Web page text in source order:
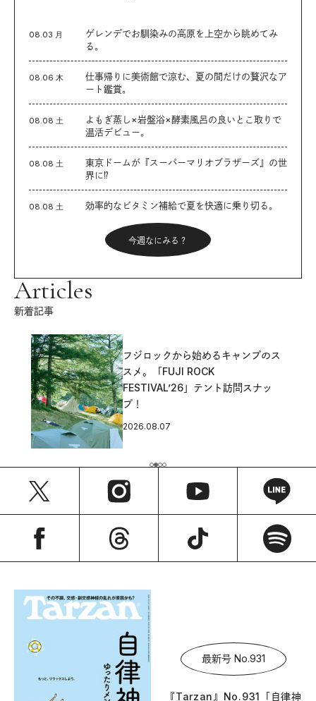
08.03 月
ゲレンデでお馴染みの高原を上空から眺めてみ
る。
08.06 木
仕事帰りに美術館で涼む、夏の間だけの贅沢なア
ート鑑賞。
08.08 土
よもぎ蒸し×岩盤浴×酵素風呂の良いとこ取りで
温活デビュー。
08.08 土
東京ドームが『スーパーマリオブラザーズ』の世
界に⁉︎
08.08 土 効率的なビタミン補給で夏を快適に乗り切る。
今週なにみる？
Articles
新着記事
フジロックから始めるキャンプのス
スメ。「FUJI ROCK
FESTIVAL’26」テント訪問スナッ
プ！
2026.08.07
最新号 No.931
『Tarzan』No.931「自律神